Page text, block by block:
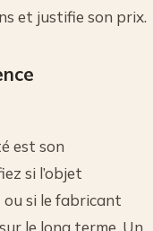
et justifie son prix.
est son
si l’objet
si le fabricant
le long terme. Un